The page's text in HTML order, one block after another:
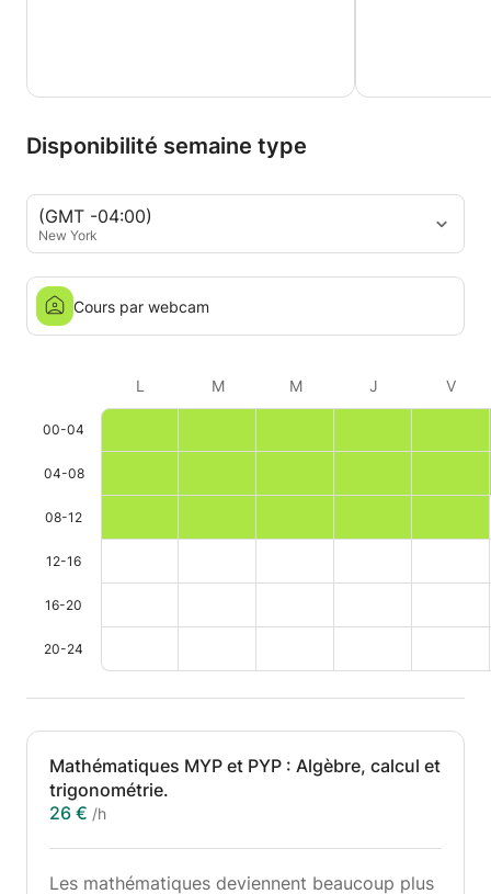
Disponibilité semaine type
(GMT -04:00)
New York
Cours par webcam
L M M J V
00-04
04-08
08-12
12-16
16-20
20-24
Mathématiques MYP et PYP : Algèbre, calcul et
trigonométrie.
26 € /h
Les mathématiques deviennent beaucoup plus